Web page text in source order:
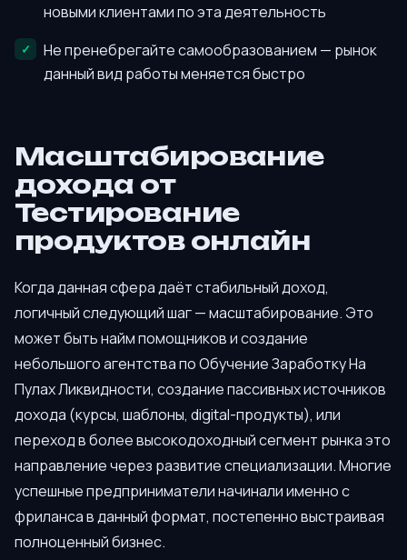
новыми клиентами по эта деятельность
Не пренебрегайте самообразованием — рынок
данный вид работы меняется быстро
Масштабирование
дохода от
Тестирование
продуктов онлайн
Когда данная сфера даёт стабильный доход,
логичный следующий шаг — масштабирование. Это
может быть найм помощников и создание
небольшого агентства по Обучение Заработку На
Пулах Ликвидности, создание пассивных источников
дохода (курсы, шаблоны, digital-продукты), или
переход в более высокодоходный сегмент рынка это
направление через развитие специализации. Многие
успешные предприниматели начинали именно с
фриланса в данный формат, постепенно выстраивая
полноценный бизнес.